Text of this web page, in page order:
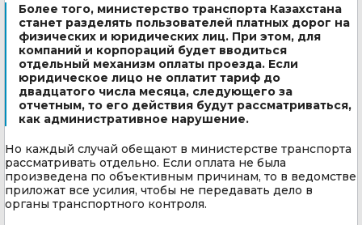
Более того, министерство транспорта Казахстана
станет разделять пользователей платных дорог на
физических и юридических лиц. При этом, для
компаний и корпораций будет вводиться
отдельный механизм оплаты проезда. Если
юридическое лицо не оплатит тариф до
двадцатого числа месяца, следующего за
отчетным, то его действия будут рассматриваться,
как административное нарушение.
Но каждый случай обещают в министерстве транспорта
рассматривать отдельно. Если оплата не была
произведена по объективным причинам, то в ведомстве
приложат все усилия, чтобы не передавать дело в
органы транспортного контроля.